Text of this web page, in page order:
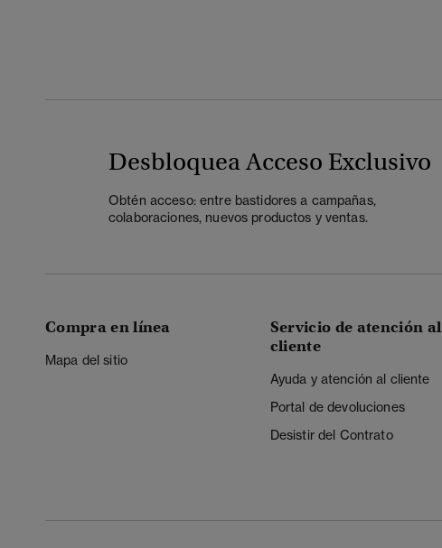
Desbloquea Acceso Exclusivo
Obtén acceso: entre bastidores a campañas,
colaboraciones, nuevos productos y ventas.
Compra en línea
Mapa del sitio
Servicio de atención al
cliente
Ayuda y atención al cliente
Portal de devoluciones
Desistir del Contrato